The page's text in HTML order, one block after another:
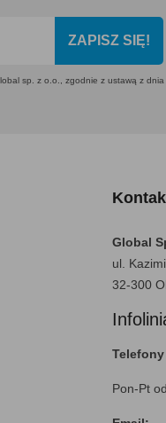
ZAPISZ SIĘ!
sp. z o.o., zgodnie z ustawą z
Global
ul.
32-300
Pon-Pt